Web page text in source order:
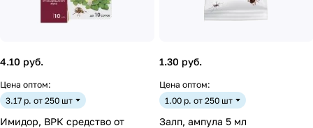
4.10 руб.
Цена оптом:
3.17 р. от 250 шт
Имидор, ВРК средство от
1.30 руб.
Цена оптом:
1.00 р. от 250 шт
Залп, ампула 5 мл